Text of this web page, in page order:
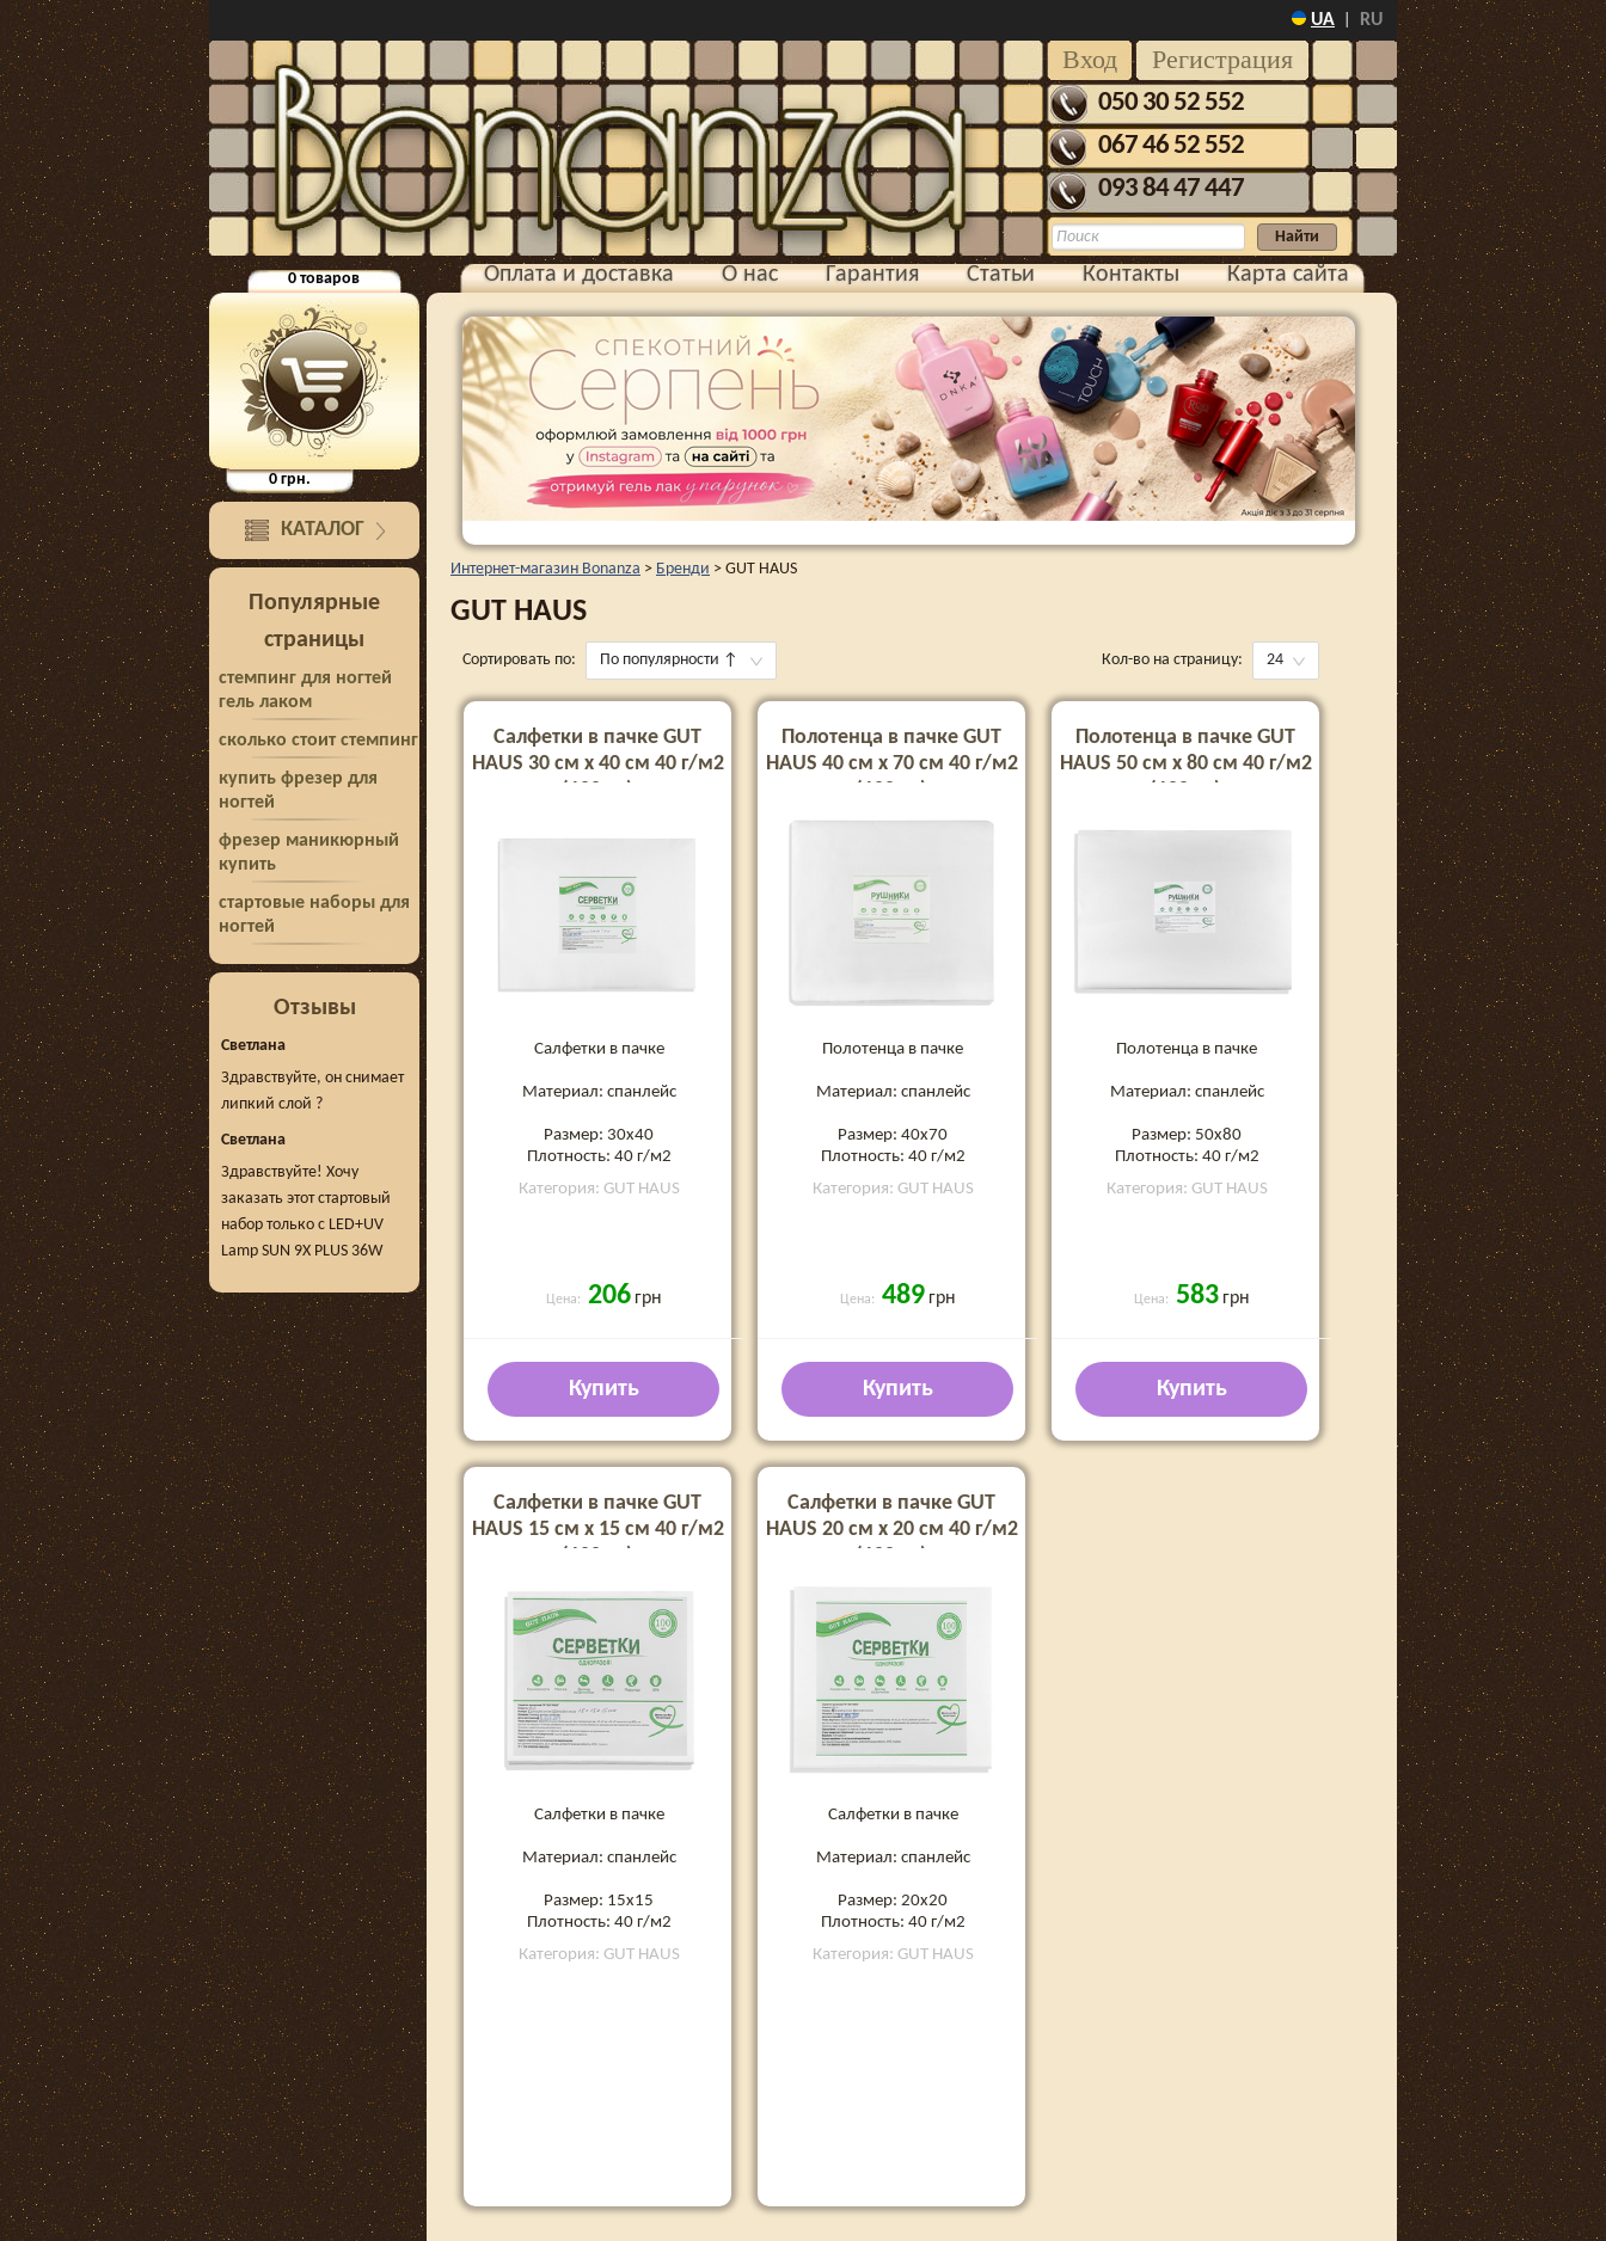
UA RU
Регистрация
Вход
050 30 52 552
067 46 52 552
093 84 47 447
0товаров
0грн.
КАТАЛОГ
Популярные
страницы
стемпинг для ногтей
гель лаком
сколько стоит стемпинг
купить фрезер для
ногтей
фрезер маникюрный
купить
стартовые наборы для
ногтей
Отзывы
Светлана
Здравствуйте, он снимает
липкий слой ?
Светлана
Здравствуйте! Хочу
заказать этот стартовый
набор только с LED+UV
Lamp SUN 9X PLUS 36W
Оплата и доставка О нас Гарантия Статьи Контакты Карта сайта
Интернет-магазин Bonanza > Бренди > GUT HAUS
GUT HAUS
Сортировать по: По популярности ↑ Кол-во на страницу: 24
Салфетки в пачке GUT
HAUS 30 см х 40 см 40 г/м2
(100шт)
Салфетки в пачке
Материал: спанлейс
Размер: 30х40
Плотность: 40 г/м2
Категория: GUT HAUS
Цена: 206 грн
Купить
Полотенца в пачке GUT
HAUS 40 см х 70 см 40 г/м2
(100шт)
Полотенца в пачке
Материал: спанлейс
Размер: 40х70
Плотность: 40 г/м2
Категория: GUT HAUS
Цена: 489 грн
Купить
Полотенца в пачке GUT
HAUS 50 см х 80 см 40 г/м2
(100шт)
Полотенца в пачке
Материал: спанлейс
Размер: 50х80
Плотность: 40 г/м2
Категория: GUT HAUS
Цена: 583 грн
Купить
Салфетки в пачке GUT
HAUS 15 см х 15 см 40 г/м2
(100шт)
Салфетки в пачке
Материал: спанлейс
Размер: 15х15
Плотность: 40 г/м2
Категория: GUT HAUS
Салфетки в пачке GUT
HAUS 20 см х 20 см 40 г/м2
(100шт)
Салфетки в пачке
Материал: спанлейс
Размер: 20х20
Плотность: 40 г/м2
Категория: GUT HAUS